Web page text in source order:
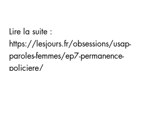
Lire la suite :
https://lesjours.fr/obsessions/usap-
paroles-femmes/ep7-permanence-
policiere/